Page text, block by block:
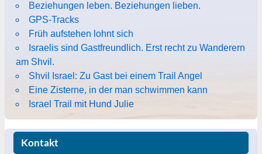
Beziehungen leben. Beziehungen lieben.
GPS-Tracks
Früh aufstehen lohnt sich
Israelis sind Gastfreundlich. Erst recht zu Wanderern
am Shvil.
Shvil Israel: Zu Gast bei einem Trail Angel
Eine Zisterne, in der man schwimmen kann
Israel Trail mit Hund Julie
Kontakt